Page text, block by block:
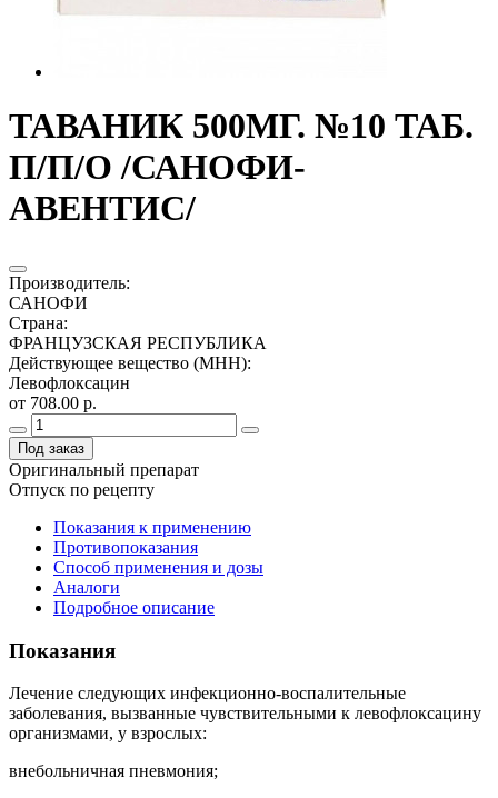
ТАВАНИК 500МГ. №10 ТАБ.
П/П/О /САНОФИ-
АВЕНТИС/
Производитель:
САНОФИ
Страна:
ФРАНЦУЗСКАЯ РЕСПУБЛИКА
Действующее вещество (МНН):
Левофлоксацин
от 708.00 р.
Под заказ
Оригинальный препарат
Отпуск по рецепту
Показания к применению
Противопоказания
Способ применения и дозы
Аналоги
Подробное описание
Показания
Лечение следующих инфекционно-воспалительные
заболевания, вызванные чувствительными к левофлоксацину
организмами, у взрослых:
внебольничная пневмония;